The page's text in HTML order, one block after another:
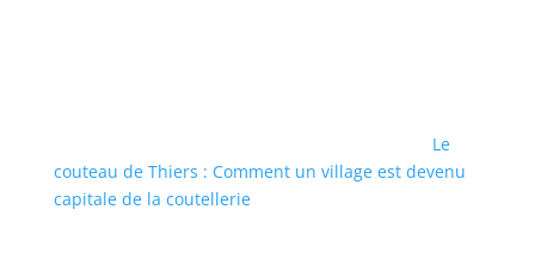
Le
couteau de Thiers : Comment un village est devenu
capitale de la coutellerie